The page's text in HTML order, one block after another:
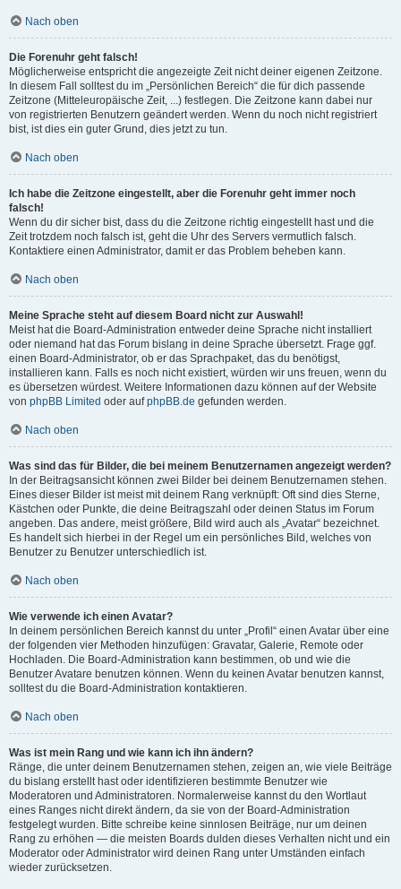
Nach oben
Die Forenuhr geht falsch!
Möglicherweise entspricht die angezeigte Zeit nicht deiner eigenen Zeitzone.
In diesem Fall solltest du im „Persönlichen Bereich“ die für dich passende
Zeitzone (Mitteleuropäische Zeit, ...) festlegen. Die Zeitzone kann dabei nur
von registrierten Benutzern geändert werden. Wenn du noch nicht registriert
bist, ist dies ein guter Grund, dies jetzt zu tun.
Nach oben
Ich habe die Zeitzone eingestellt, aber die Forenuhr geht immer noch
falsch!
Wenn du dir sicher bist, dass du die Zeitzone richtig eingestellt hast und die
Zeit trotzdem noch falsch ist, geht die Uhr des Servers vermutlich falsch.
Kontaktiere einen Administrator, damit er das Problem beheben kann.
Nach oben
Meine Sprache steht auf diesem Board nicht zur Auswahl!
Meist hat die Board-Administration entweder deine Sprache nicht installiert
oder niemand hat das Forum bislang in deine Sprache übersetzt. Frage ggf.
einen Board-Administrator, ob er das Sprachpaket, das du benötigst,
installieren kann. Falls es noch nicht existiert, würden wir uns freuen, wenn du
es übersetzen würdest. Weitere Informationen dazu können auf der Website
von phpBB Limited oder aufphpBB.de gefunden werden.
Nach oben
Was sind das für Bilder, die bei meinem Benutzernamen angezeigt werden?
In der Beitragsansicht können zwei Bilder bei deinem Benutzernamen stehen.
Eines dieser Bilder ist meist mit deinem Rang verknüpft: Oft sind dies Sterne,
Kästchen oder Punkte, die deine Beitragszahl oder deinen Status im Forum
angeben. Das andere, meist größere, Bild wird auch als „Avatar“ bezeichnet.
Es handelt sich hierbei in der Regel um ein persönliches Bild, welches von
Benutzer zu Benutzer unterschiedlich ist.
Nach oben
Wie verwende ich einen Avatar?
In deinem persönlichen Bereich kannst du unter „Profil“ einen Avatar über eine
der folgenden vier Methoden hinzufügen: Gravatar, Galerie, Remote oder
Hochladen. Die Board-Administration kann bestimmen, ob und wie die
Benutzer Avatare benutzen können. Wenn du keinen Avatar benutzen kannst,
solltest du die Board-Administration kontaktieren.
Nach oben
Was ist mein Rang und wie kann ich ihn ändern?
Ränge, die unter deinem Benutzernamen stehen, zeigen an, wie viele Beiträge
du bislang erstellt hast oder identifizieren bestimmte Benutzer wie
Moderatoren und Administratoren. Normalerweise kannst du den Wortlaut
eines Ranges nicht direkt ändern, da sie von der Board-Administration
festgelegt wurden. Bitte schreibe keine sinnlosen Beiträge, nur um deinen
Rang zu erhöhen — die meisten Boards dulden dieses Verhalten nicht und ein
Moderator oder Administrator wird deinen Rang unter Umständen einfach
wieder zurücksetzen.